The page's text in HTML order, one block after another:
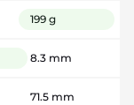
199 g
8.3 mm
71.5 mm